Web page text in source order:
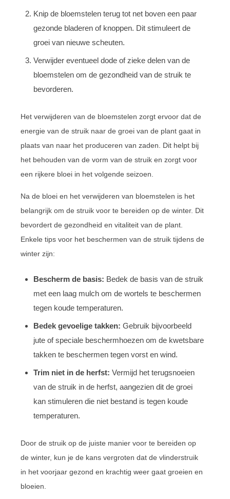
Knip de bloemstelen terug tot net boven een paar
gezonde bladeren of knoppen. Dit stimuleert de
groei van nieuwe scheuten.
Verwijder eventueel dode of zieke delen van de
bloemstelen om de gezondheid van de struik te
bevorderen.
Het verwijderen van de bloemstelen zorgt ervoor dat de
energie van de struik naar de groei van de plant gaat in
plaats van naar het produceren van zaden. Dit helpt bij
het behouden van de vorm van de struik en zorgt voor
een rijkere bloei in het volgende seizoen.
Na de bloei en het verwijderen van bloemstelen is het
belangrijk om de struik voor te bereiden op de winter. Dit
bevordert de gezondheid en vitaliteit van de plant.
Enkele tips voor het beschermen van de struik tijdens de
winter zijn:
Bescherm de basis: Bedek de basis van de struik
met een laag mulch om de wortels te beschermen
tegen koude temperaturen.
Bedek gevoelige takken: Gebruik bijvoorbeeld
jute of speciale beschermhoezen om de kwetsbare
takken te beschermen tegen vorst en wind.
Trim niet in de herfst: Vermijd het terugsnoeien
van de struik in de herfst, aangezien dit de groei
kan stimuleren die niet bestand is tegen koude
temperaturen.
Door de struik op de juiste manier voor te bereiden op
de winter, kun je de kans vergroten dat de vlinderstruik
in het voorjaar gezond en krachtig weer gaat groeien en
bloeien.